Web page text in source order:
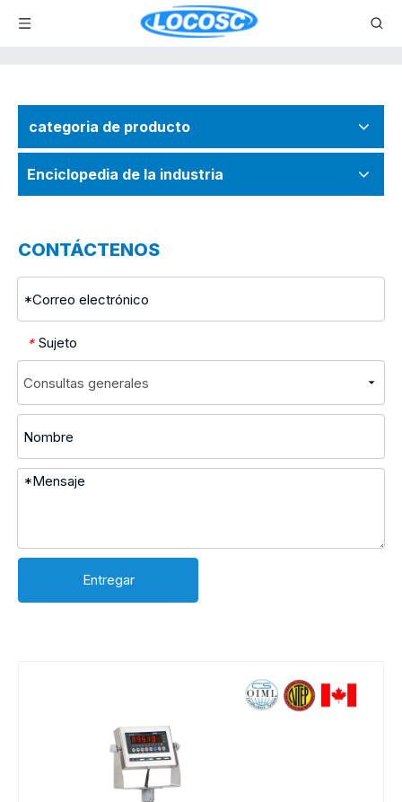
categoria de producto
Enciclopedia de la industria
CONTÁCTENOS
* Sujeto
Entregar